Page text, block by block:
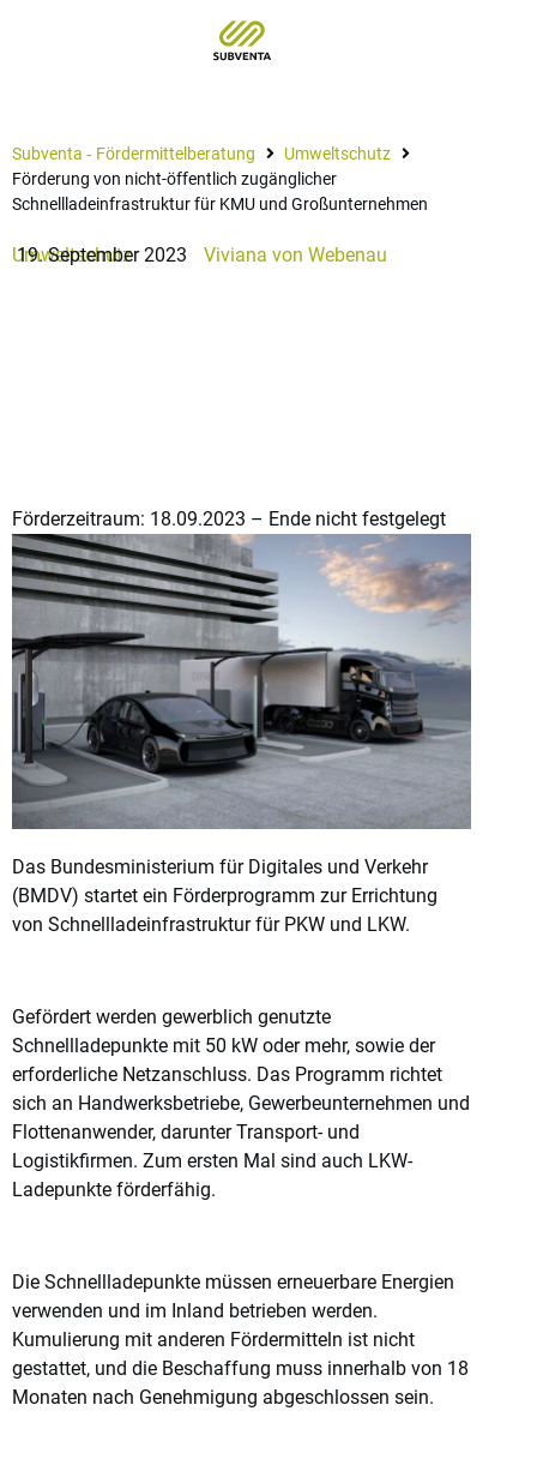
Subventa ‐ Fördermittelberatung
Umweltschutz
Förderung von nicht-öffentlich zugänglicher
Schnellladeinfrastruktur für KMU und Großunternehmen
Umweltschutz
19. September 2023 Viviana von Webenau
Förderzeitraum: 18.09.2023 – Ende nicht festgelegt
Das Bundesministerium für Digitales und Verkehr
(BMDV) startet ein Förderprogramm zur Errichtung
von Schnellladeinfrastruktur für PKW und LKW.
Gefördert werden gewerblich genutzte
Schnellladepunkte mit 50 kW oder mehr, sowie der
erforderliche Netzanschluss. Das Programm richtet
sich an Handwerksbetriebe, Gewerbeunternehmen und
Flottenanwender, darunter Transport- und
Logistikfirmen. Zum ersten Mal sind auch LKW-
Ladepunkte förderfähig.
Die Schnellladepunkte müssen erneuerbare Energien
verwenden und im Inland betrieben werden.
Kumulierung mit anderen Fördermitteln ist nicht
gestattet, und die Beschaffung muss innerhalb von 18
Monaten nach Genehmigung abgeschlossen sein.